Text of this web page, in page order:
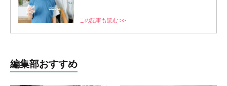
この記事も読む >>
編集部おすすめ